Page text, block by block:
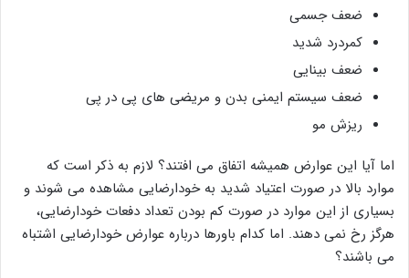
ضعف جسمی
کمردرد شدید
ضعف بینایی
ضعف سیستم ایمنی بدن و مریضی های پی در پی
ریزش مو
اما آیا این عوارض همیشه اتفاق می افتند؟ لازم به ذکر است که
موارد بالا در صورت اعتیاد شدید به خودارضایی مشاهده می شوند و
بسیاری از این موارد در صورت کم بودن تعداد دفعات خودارضایی،
هرگز رخ نمی دهند. اما کدام باورها درباره عوارض خودارضایی اشتباه
می باشند؟